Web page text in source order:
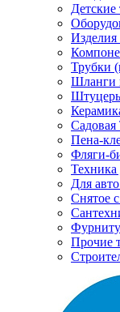
Детские
Изделия
Трубки
Шланги
Садовая
Пена-
Фляги-
Техника
Для
Снятое
Прочие